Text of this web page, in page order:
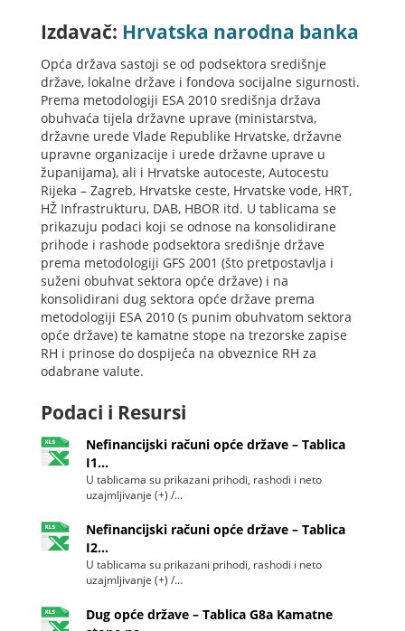
Izdavač: Hrvatska narodna banka
Opća država sastoji se od podsektora središnje
države, lokalne države i fondova socijalne sigurnosti.
Prema metodologiji ESA 2010 središnja država
obuhvaća tijela državne uprave (ministarstva,
državne urede Vlade Republike Hrvatske, državne
upravne organizacije i urede državne uprave u
županijama), ali i Hrvatske autoceste, Autocestu
Rijeka – Zagreb, Hrvatske ceste, Hrvatske vode, HRT,
HŽ Infrastrukturu, DAB, HBOR itd. U tablicama se
prikazuju podaci koji se odnose na konsolidirane
prihode i rashode podsektora središnje države
prema metodologiji GFS 2001 (što pretpostavlja i
suženi obuhvat sektora opće države) i na
konsolidirani dug sektora opće države prema
metodologiji ESA 2010 (s punim obuhvatom sektora
opće države) te kamatne stope na trezorske zapise
RH i prinose do dospijeća na obveznice RH za
odabrane valute.
Podaci i Resursi
Nefinancijski računi opće države – Tablica
I1...
U tablicama su prikazani prihodi, rashodi i neto
uzajmljivanje (+) /...
Nefinancijski računi opće države – Tablica
I2...
U tablicama su prikazani prihodi, rashodi i neto
uzajmljivanje (+) /...
Dug opće države – Tablica G8a Kamatne